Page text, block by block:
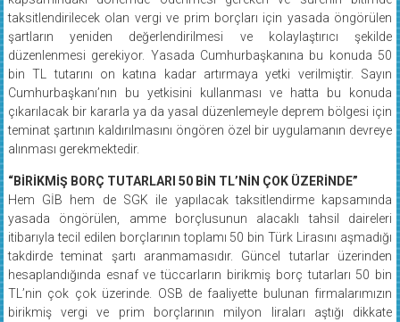
taksitlendirilecek olan vergi ve prim borçları için yasada öngörülen
şartların yeniden değerlendirilmesi ve kolaylaştırıcı şekilde
düzenlenmesi gerekiyor. Yasada Cumhurbaşkanına bu konuda 50
bin TL tutarını on katına kadar artırmaya yetki verilmiştir. Sayın
Cumhurbaşkanı’nın bu yetkisini kullanması ve hatta bu konuda
çıkarılacak bir kararla ya da yasal düzenlemeyle deprem bölgesi için
teminat şartının kaldırılmasını öngören özel bir uygulamanın devreye
alınması gerekmektedir.
“BİRİKMİŞ BORÇ TUTARLARI 50 BİN TL’NİN ÇOK ÜZERİNDE”
Hem GİB hem de SGK ile yapılacak taksitlendirme kapsamında
yasada öngörülen, amme borçlusunun alacaklı tahsil daireleri
itibarıyla tecil edilen borçlarının toplamı 50 bin Türk Lirasını aşmadığı
takdirde teminat şartı aranmamasıdır. Güncel tutarlar üzerinden
hesaplandığında esnaf ve tüccarların birikmiş borç tutarları 50 bin
TL’nin çok çok üzerinde. OSB de faaliyette bulunan firmalarımızın
birikmiş vergi ve prim borçlarının milyon liraları aştığı dikkate